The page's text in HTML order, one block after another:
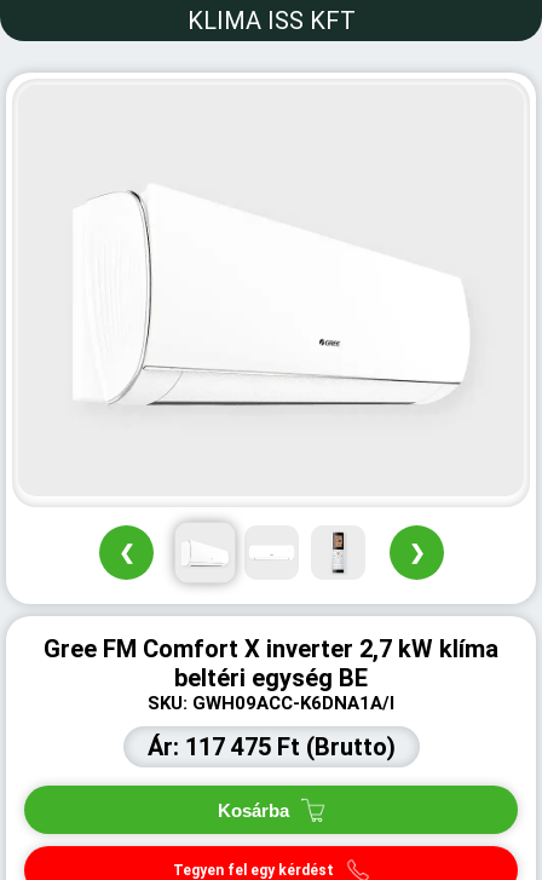
KLIMA ISS KFT
❮ ❯
Gree FM Comfort X inverter 2,7 kW klíma
beltéri egység BE
SKU: GWH09ACC-K6DNA1A/I
Ár: 117 475 Ft (Brutto)
Kosárba
Tegyen fel egy kérdést